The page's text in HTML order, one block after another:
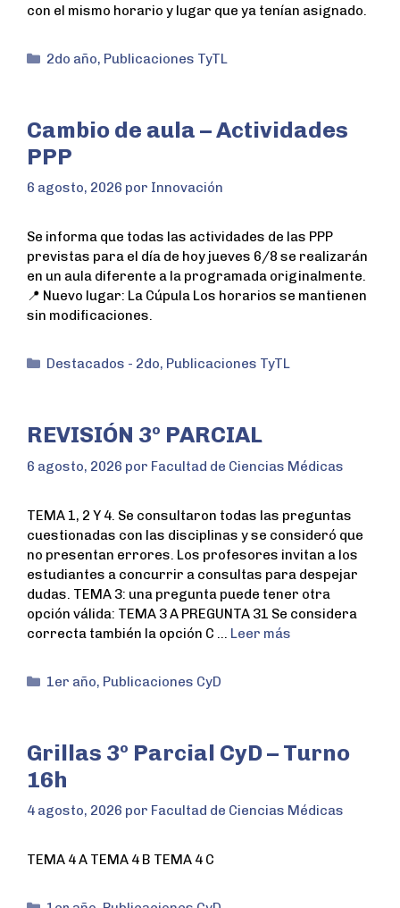
con el mismo horario y lugar que ya tenían asignado.
2do año, Publicaciones TyTL
Cambio de aula – Actividades
PPP
6 agosto, 2026 por Innovación
Se informa que todas las actividades de las PPP
previstas para el día de hoy jueves 6/8 se realizarán
en un aula diferente a la programada originalmente.
📍 Nuevo lugar: La Cúpula Los horarios se mantienen
sin modificaciones.
Destacados - 2do, Publicaciones TyTL
REVISIÓN 3º PARCIAL
6 agosto, 2026 por Facultad de Ciencias Médicas
TEMA 1, 2 Y 4. Se consultaron todas las preguntas
cuestionadas con las disciplinas y se consideró que
no presentan errores. Los profesores invitan a los
estudiantes a concurrir a consultas para despejar
dudas. TEMA 3: una pregunta puede tener otra
opción válida: TEMA 3 A PREGUNTA 31 Se considera
correcta también la opción C … Leer más
1er año, Publicaciones CyD
Grillas 3º Parcial CyD – Turno
16h
4 agosto, 2026 por Facultad de Ciencias Médicas
TEMA 4 A TEMA 4 B TEMA 4 C